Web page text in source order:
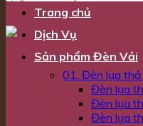
Trang chủ
Dịch Vụ
Sản phẩm Đèn Vải
01. Đèn lụa
Đèn lụa
Đèn lụa
Đèn lụa